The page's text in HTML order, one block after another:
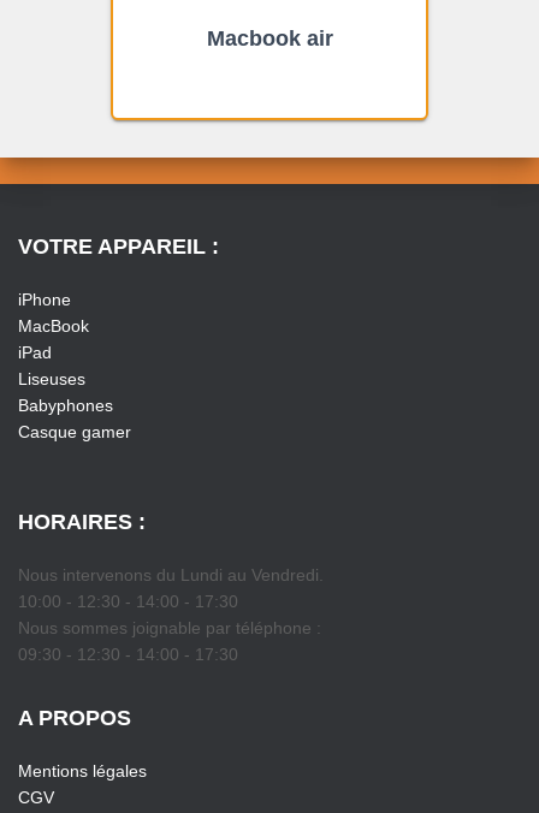
Macbook air
VOTRE APPAREIL :
iPhone
MacBook
iPad
Liseuses
Babyphones
Casque gamer
HORAIRES :
Nous intervenons du Lundi au Vendredi.
10:00 - 12:30 - 14:00 - 17:30
Nous sommes joignable par téléphone :
09:30 - 12:30 - 14:00 - 17:30
A PROPOS
Mentions légales
CGV